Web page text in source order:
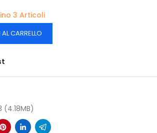
3 Articoli
CARRELLO
(4.18MB)